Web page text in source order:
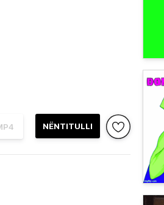
NËNTITULLI